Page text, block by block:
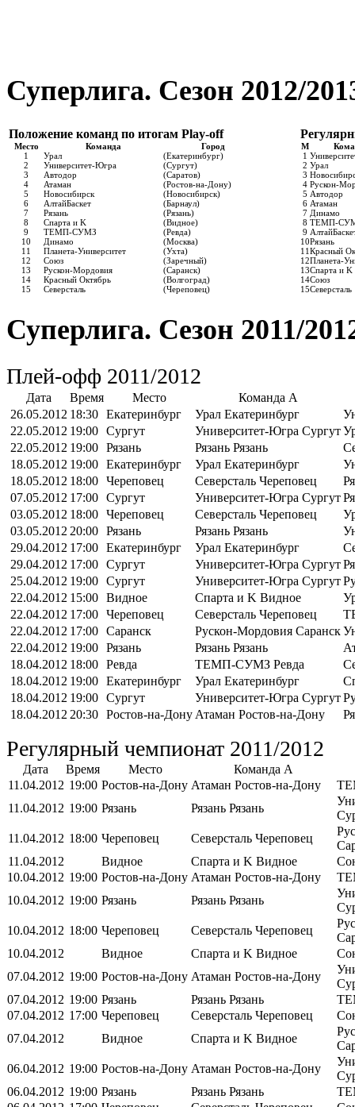
Суперлига. Сезон 2012/
Положение команд по итогам Play-off
Место Команда
Город
1
Урал
(Екатеринбург)
2
Университет-Югра
(Сургут)
3
Автодор
(Саратов)
4
Атаман
(Ростов-на-Дону)
5
Новосибирск
(Новосибирск)
6
АлтайБаскет
(Барнаул)
7
Рязань
(Рязань)
8
Спарта и K
(Видное)
9
ТЕМП-СУМЗ
(Ревда)
10
Динамо
(Москва)
11
Планета-Университет
(Ухта)
12
Союз
(Заречный)
13
Рускон-Мордовия
(Саранск)
14
Красный Октябрь
(Волгоград)
15
Северсталь (Череповец)
М
1
2 Урал
3
4 Рускон-
5 Автодор
6 Атаман
7 Динамо
8 ТЕМП-
9
10Рязань
11Красный
12Планета-
13Спарта и K
14Союз
15Северсталь
Суперлига. Сезон 2011/
Плей-офф 2011/2012
Дата Время Место
Команда A
26.05.2012 18:30 Екатеринбург Урал Екатеринбург
22.05.2012 19:00 Сургут Университет-Югра Сургут
22.05.2012 19:00 Рязань Рязань Рязань
18.05.2012 19:00 Екатеринбург Урал Екатеринбург
18.05.2012 18:00 Череповец Северсталь Череповец
07.05.2012 17:00 Сургут Университет-Югра Сургут
03.05.2012 18:00 Череповец Северсталь Череповец
03.05.2012 20:00 Рязань Рязань Рязань
29.04.2012 17:00 Екатеринбург Урал Екатеринбург
29.04.2012 17:00 Сургут Университет-Югра Сургут
25.04.2012 19:00 Сургут Университет-Югра Сургут
22.04.2012 15:00 Видное Спарта и K Видное
22.04.2012 17:00 Череповец Северсталь Череповец
22.04.2012 17:00 Саранск Рускон-Мордовия Саранск
22.04.2012 19:00 Рязань Рязань Рязань
18.04.2012 18:00 Ревда ТЕМП-СУМЗ Ревда
18.04.2012 19:00 Екатеринбург Урал Екатеринбург
18.04.2012 19:00 Сургут Университет-Югра Сургут
18.04.2012 20:30 Ростов-на-Дону Атаман Ростов-на-Дону
Регулярный чемпионат 2011/2012
Дата Время Место
Команда A
11.04.2012 19:00 Ростов-на-Дону Атаман Ростов-на-Дону
11.04.2012 19:00 Рязань Рязань Рязань
11.04.2012 18:00 Череповец Северсталь Череповец
11.04.2012
Видное Спарта и K Видное
10.04.2012 19:00 Ростов-на-Дону Атаман Ростов-на-Дону
10.04.2012 19:00 Рязань Рязань Рязань
10.04.2012 18:00 Череповец Северсталь Череповец
10.04.2012
Видное Спарта и K Видное
07.04.2012 19:00 Ростов-на-Дону Атаман Ростов-на-Дону
07.04.2012 19:00 Рязань Рязань Рязань
07.04.2012 17:00 Череповец Северсталь Череповец
07.04.2012
Видное Спарта и K Видное
06.04.2012 19:00 Ростов-на-Дону Атаман Ростов-на-Дону
06.04.2012 19:00 Рязань Рязань Рязань